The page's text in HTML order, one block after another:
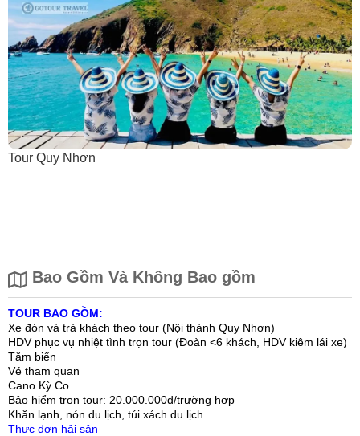
Tour Quy Nhơn
Bao Gồm Và Không Bao gồm
TOUR BAO GỒM:
Xe đón và trả khách theo tour (Nội thành Quy Nhơn)
HDV phục vụ nhiệt tình trọn tour (Đoàn <6 khách, HDV kiêm lái xe)
Tăm biển
Vé tham quan
Cano Kỳ Co
Bảo hiểm trọn tour: 20.000.000đ/trường hợp
Khăn lạnh, nón du lịch, túi xách du lịch
Thực đơn hải sản